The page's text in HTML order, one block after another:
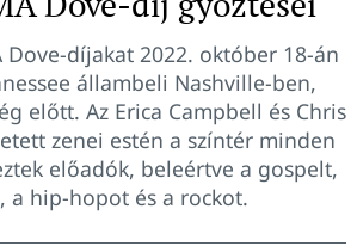
Dove-díjakat 2022. október 18-án
állambeli Nashville-ben,
előtt. Az Erica Campbell és Chris
zenei estén a színtér minden
előadók, beleértve a gospelt,
a hip-hopot és a rockot.